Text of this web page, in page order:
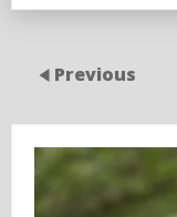
Previous